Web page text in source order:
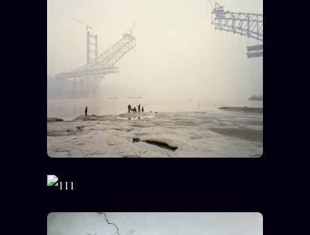
À la une
Tous les tags
Soumettre un tip
Presse
Business